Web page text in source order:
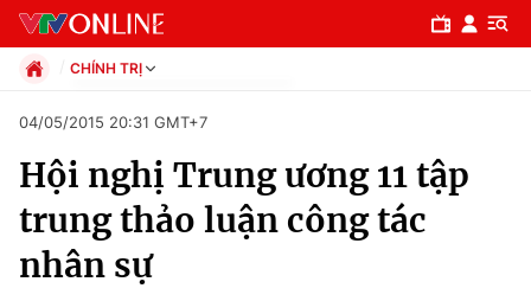
Chuyên mục
Chính trị
CHÍNH TRỊ
Xã hội
Pháp luật
Kinh tế
Thể thao
Truyền hình
Văn hóa - Giải trí
04/05/2015 20:31 GMT+7
Hội nghị Trung ương 11 tập
trung thảo luận công tác
nhân sự